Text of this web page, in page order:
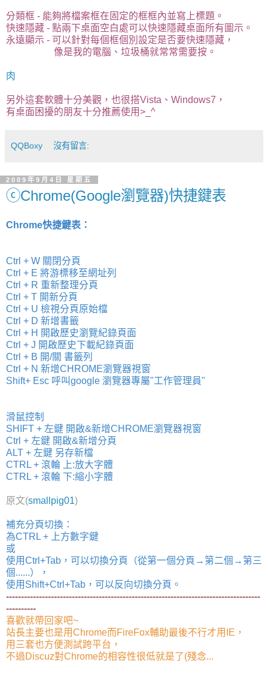
分類框 - 能夠將檔案框在固定的框框內並寫上標題。
快速隱藏 - 點兩下桌面空白處可以快速隱藏桌面所有圖示。
永遠顯示 - 可以針對每個框個別設定是否要快速隱藏，
像是我的電腦、垃圾桶就常常需要按。
肉
另外這套軟體十分美觀，也很搭Vista、Windows7，
有桌面困擾的朋友十分推薦使用>_^
QQBoxy 沒有留言:
2009年9月4日 星期五
ⓒChrome(Google瀏覽器)快捷鍵表
Chrome快捷鍵表：
Ctrl + W 關閉分頁
Ctrl + E 將游標移至網址列
Ctrl + R 重新整理分頁
Ctrl + T 開新分頁
Ctrl + U 檢視分頁原始檔
Ctrl + D 新增書籤
Ctrl + H 開啟歷史瀏覽紀錄頁面
Ctrl + J 開啟歷史下載紀錄頁面
Ctrl + B 開/關 書籤列
Ctrl + N 新增CHROME瀏覽器視窗
Shift+ Esc 呼叫google 瀏覽器專屬"工作管理員"
滑鼠控制
SHIFT + 左鍵 開啟&新增CHROME瀏覽器視窗
Ctrl + 左鍵 開啟&新增分頁
ALT + 左鍵 另存新檔
CTRL + 滾輪 上:放大字體
CTRL + 滾輪 下:縮小字體
原文(smallpig01)
補充分頁切換：
為CTRL + 上方數字鍵
或
使用Ctrl+Tab，可以切換分頁（從第一個分頁→第二個→第三
個......），
使用Shift+Ctrl+Tab，可以反向切換分頁。
-------------------------------------------------------------------------------------
----------
喜歡就帶回家吧~
站長主要也是用Chrome而FireFox輔助最後不行才用IE，
用三套也方便測試跨平台，
不過Discuz對Chrome的相容性很低就是了(殘念...